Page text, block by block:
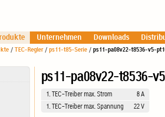
Unternehmen Downloads
/ TEC-Regler / ps11-t85-Serie / ps11-pa08v22-t8536-v5-
ps11-pa08v22-t8536-
1. TEC-Treiber max. Strom
8 A
1. TEC-Treiber max. Spannung
22 V